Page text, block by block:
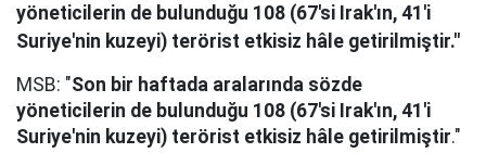
yöneticilerin de bulunduğu 108 (67'si Irak'ın, 41'i
Suriye'nin kuzeyi) terörist etkisiz hâle getirilmiştir."
MSB: "Son bir haftada aralarında sözde
yöneticilerin de bulunduğu 108 (67'si Irak'ın, 41'i
Suriye'nin kuzeyi) terörist etkisiz hâle getirilmiştir."